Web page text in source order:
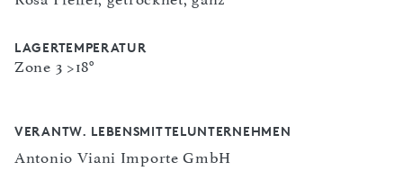
LAGERTEMPERATUR
Zone 3 >18°
VERANTW. LEBENSMITTELUNTERNEHMEN
Antonio Viani Importe GmbH